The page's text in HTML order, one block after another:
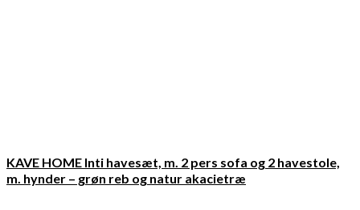
KAVE HOME Inti havesæt, m. 2 pers sofa og 2 havestole,
m. hynder – grøn reb og natur akacietræ